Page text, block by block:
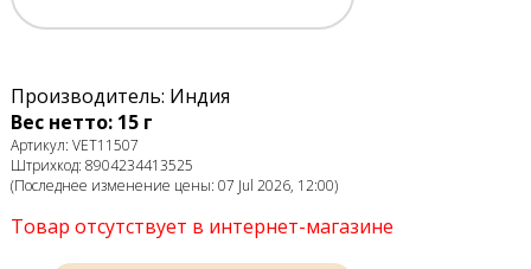
Производитель: Индия
Вес нетто: 15 г
Артикул: VET11507
Штрихкод: 8904234413525
(Последнее изменение цены: 07 Jul 2026, 12:00)
Товар отсутствует в интернет-магазине